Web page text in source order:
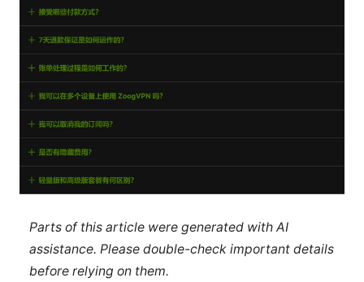
Parts of this article were generated with AI
assistance. Please double-check important details
before relying on them.